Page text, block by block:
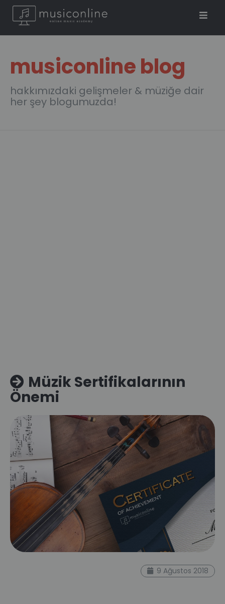
musiconline blog
hakkımızdaki gelişmeler & müziğe dair
her şey blogumuzda!
Müzik Sertifikalarının
Önemi
9 Ağustos 2018